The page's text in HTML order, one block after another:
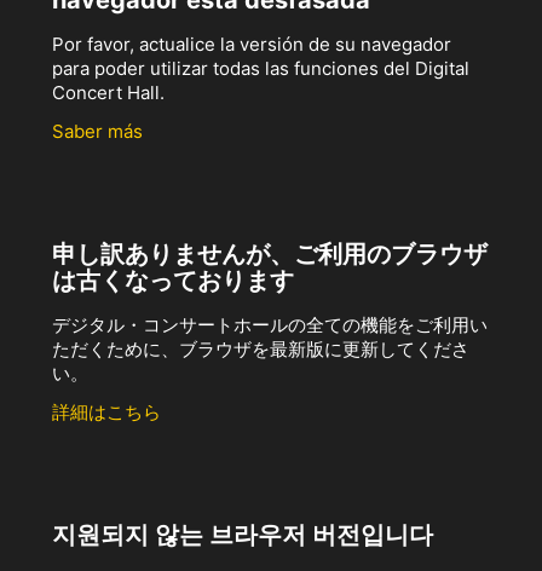
Por favor, actualice la versión de su navegador
para poder utilizar todas las funciones del Digital
Concert Hall.
Saber más
申し訳ありませんが、ご利用のブラウザ
は古くなっております
デジタル・コンサートホールの全ての機能をご利用い
ただくために、ブラウザを最新版に更新してくださ
い。
詳細はこちら
지원되지 않는 브라우저 버전입니다